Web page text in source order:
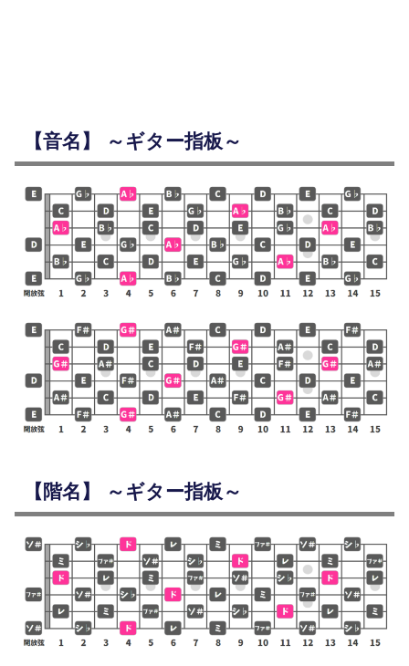
【音名】 ～ギター指板～
【階名】 ～ギター指板～